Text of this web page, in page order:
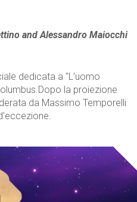
andAlessandro Maiocchi
dedicata a "L’uomo
la proiezione
da Massimo Temporelli